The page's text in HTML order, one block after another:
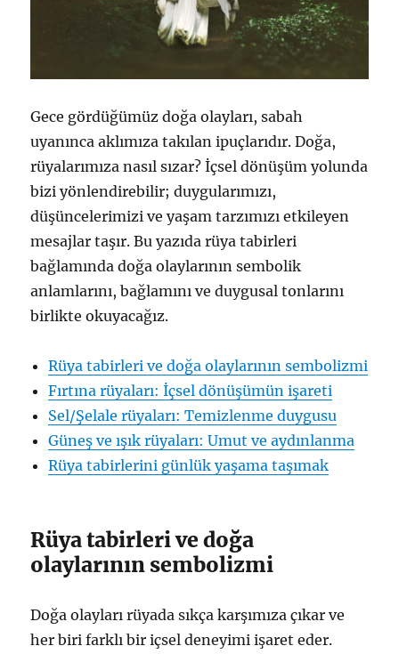
Gece gördüğümüz doğa olayları, sabah
uyanınca aklımıza takılan ipuçlarıdır. Doğa,
rüyalarımıza nasıl sızar? İçsel dönüşüm yolunda
bizi yönlendirebilir; duygularımızı,
düşüncelerimizi ve yaşam tarzımızı etkileyen
mesajlar taşır. Bu yazıda rüya tabirleri
bağlamında doğa olaylarının sembolik
anlamlarını, bağlamını ve duygusal tonlarını
birlikte okuyacağız.
Rüya tabirleri ve doğa olaylarının sembolizmi
Fırtına rüyaları: İçsel dönüşümün işareti
Sel/Şelale rüyaları: Temizlenme duygusu
Güneş ve ışık rüyaları: Umut ve aydınlanma
Rüya tabirlerini günlük yaşama taşımak
Rüya tabirleri ve doğa
olaylarının sembolizmi
Doğa olayları rüyada sıkça karşımıza çıkar ve
her biri farklı bir içsel deneyimi işaret eder.